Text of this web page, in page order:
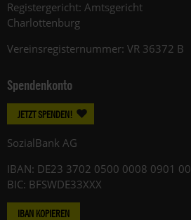
Registergericht: Amtsgericht
Charlottenburg
Vereinsregisternummer: VR 36372 B
Spendenkonto
JETZT SPENDEN!
SozialBank AG
IBAN: DE23 3702 0500 0008 0901 00
BIC: BFSWDE33XXX
IBAN KOPIEREN